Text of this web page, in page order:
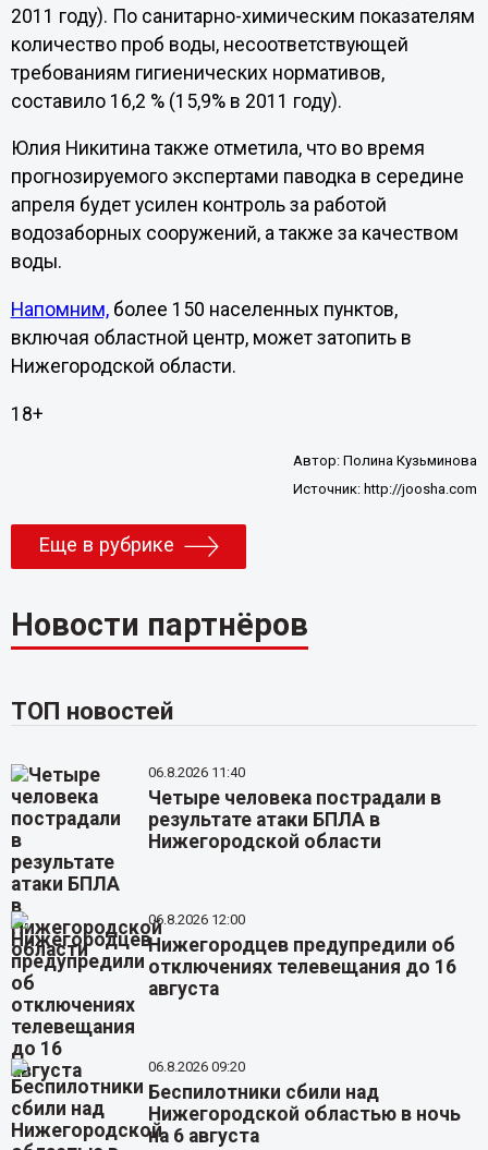
2011 году). По санитарно-химическим показателям
количество проб воды, несоответствующей
требованиям гигиенических нормативов,
составило 16,2 % (15,9% в 2011 году).
Юлия Никитина также отметила, что во время
прогнозируемого экспертами паводка в середине
апреля будет усилен контроль за работой
водозаборных сооружений, а также за качеством
воды.
Напомним,более 150 населенных пунктов,
включая областной центр, может затопить в
Нижегородской области.
18+
Автор:Полина Кузьминова
Источник: http://joosha.com
Еще в рубрике
Новости партнёров
ТОП новостей
06.8.2026 11:40
Четыре человека пострадали в
результате атаки БПЛА в
Нижегородской области
06.8.2026 12:00
Нижегородцев предупредили об
отключениях телевещания до 16
августа
06.8.2026 09:20
Беспилотники сбили над
Нижегородской областью в ночь
на 6 августа